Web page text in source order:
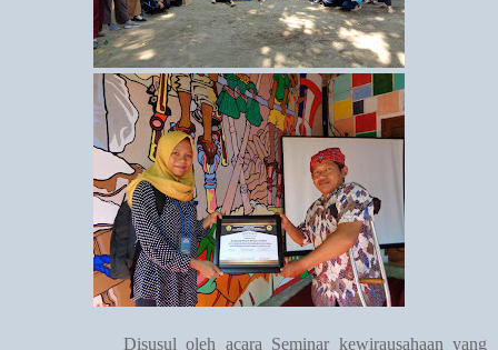
Disusul oleh acara Seminar kewirausahaan yang